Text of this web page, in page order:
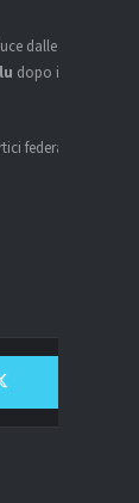
dalle
dopo il
federali è